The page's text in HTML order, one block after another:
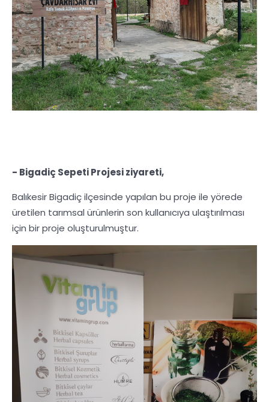
- Bigadiç Sepeti Projesi ziyareti,
Balıkesir Bigadiç ilçesinde yapılan bu proje ile yörede
üretilen tarımsal ürünlerin son kullanıcıya ulaştırılması
için bir proje oluşturulmuştur.